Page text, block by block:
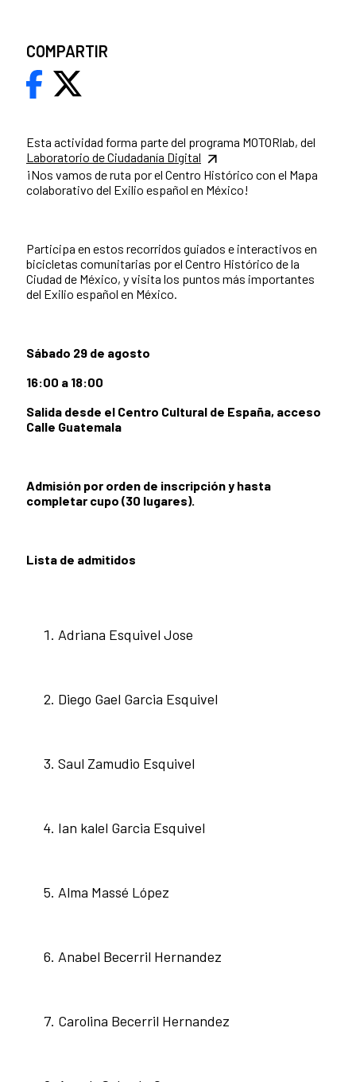
Esta actividad forma parte del programa MOTORlab, del
Laboratorio de Ciudadanía Digital
¡Nos vamos de ruta por el Centro Histórico con el Mapa
colaborativo del Exilio español en México!
Participa en estos recorridos guiados e interactivos en
bicicletas comunitarias por el Centro Histórico de la
Ciudad de México, y visita los puntos más importantes
del Exilio español en México.
Sábado 29 de agosto
16:00 a 18:00
Salida desde el Centro Cultural de España, acceso
Calle Guatemala
Admisión por orden de inscripción y hasta
completar cupo (30 lugares).
Lista de admitidos
Adriana Esquivel Jose
Diego Gael Garcia Esquivel
Saul Zamudio Esquivel
Ian kalel Garcia Esquivel
Alma Massé López
Anabel Becerril Hernandez
Carolina Becerril Hernandez
COMPARTIR